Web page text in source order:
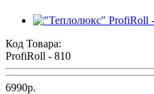
Код Товара:
ProfiRoll - 810
6990р.